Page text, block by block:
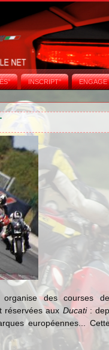
INSCRIPT° ENGAGE
des courses
réservées aux Ducati:
européennes...